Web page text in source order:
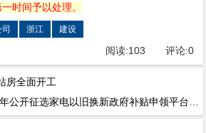
时间予以处理。
浙江 建设
阅读:103 评论:0
房全面开工
开征选家电以旧换新政府补贴申领平台的公告